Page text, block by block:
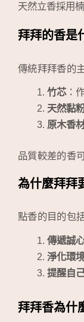
天然立香採用
拜拜的香是
傳統拜拜香的
竹芯：
天然黏
原木香
品質較差的香
為什麼拜拜
點香的目的包
傳遞誠
淨化環
提醒自
拜拜香為什